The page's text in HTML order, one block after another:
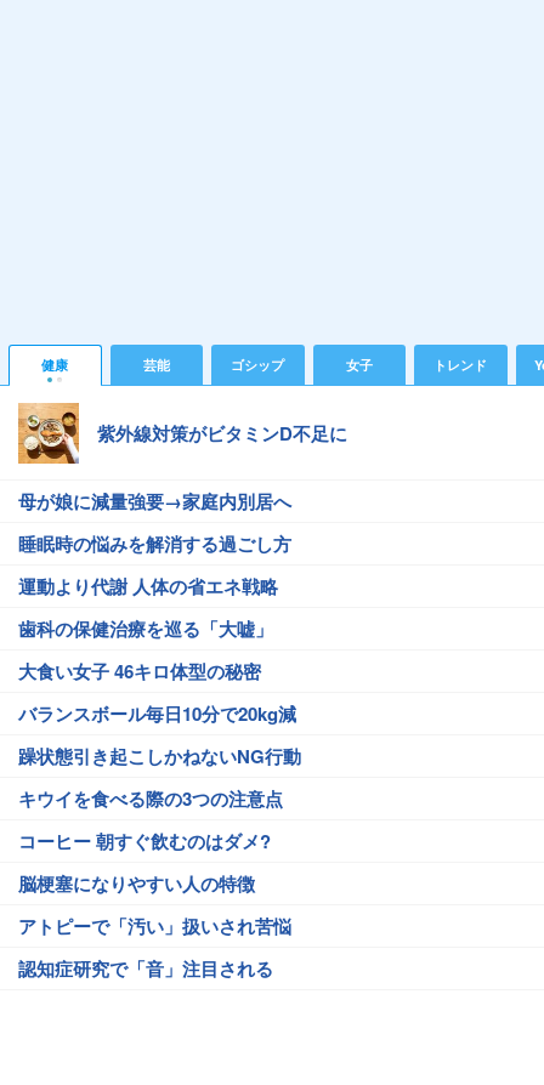
健康 芸能 ゴシップ 女子 トレンド
紫外線対策がビタミンD不足に
母が娘に減量強要→家庭内別居へ
睡眠時の悩みを解消する過ごし方
運動より代謝 人体の省エネ戦略
歯科の保健治療を巡る「大嘘」
大食い女子 46キロ体型の秘密
バランスボール毎日10分で20kg減
躁状態引き起こしかねないNG行動
キウイを食べる際の3つの注意点
コーヒー 朝すぐ飲むのはダメ?
脳梗塞になりやすい人の特徴
アトピーで「汚い」扱いされ苦悩
認知症研究で「音」注目される